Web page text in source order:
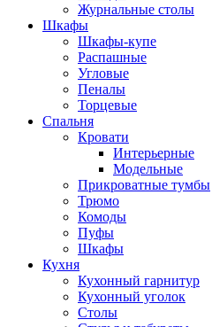
Журнальные столы
Шкафы
Шкафы-купе
Распашные
Угловые
Пеналы
Торцевые
Спальня
Кровати
Интерьерные
Модельные
Прикроватные тумбы
Трюмо
Комоды
Пуфы
Шкафы
Кухня
Кухонный гарнитур
Кухонный уголок
Столы